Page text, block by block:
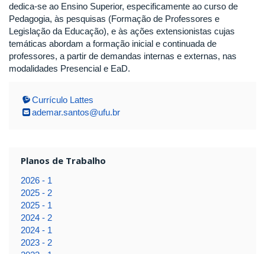
dedica-se ao Ensino Superior, especificamente ao curso de
Pedagogia, às pesquisas (Formação de Professores e
Legislação da Educação), e às ações extensionistas cujas
temáticas abordam a formação inicial e continuada de
professores, a partir de demandas internas e externas, nas
modalidades Presencial e EaD.
Currículo Lattes
ademar.santos@ufu.br
Planos de Trabalho
2026 - 1
2025 - 2
2025 - 1
2024 - 2
2024 - 1
2023 - 2